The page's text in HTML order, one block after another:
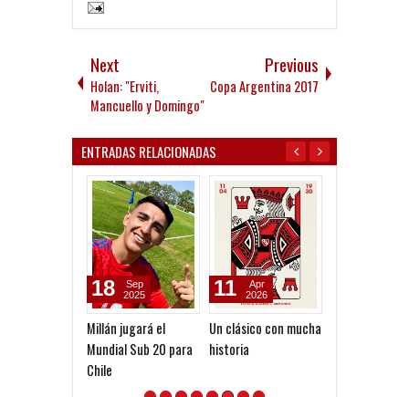
Next
Holan: "Erviti,
Mancuello y Domingo"
Previous
Copa Argentina 2017
ENTRADAS RELACIONADAS
Millán jugará el
Mundial Sub 20 para
Chile
18
Sep
2025
Un clásico con mucha
historia
11
Apr
2026